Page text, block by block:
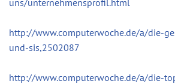
http://www.computerwoche.de/a/die-
und-sis,2502087
http://www.computerwoche.de/a/die-